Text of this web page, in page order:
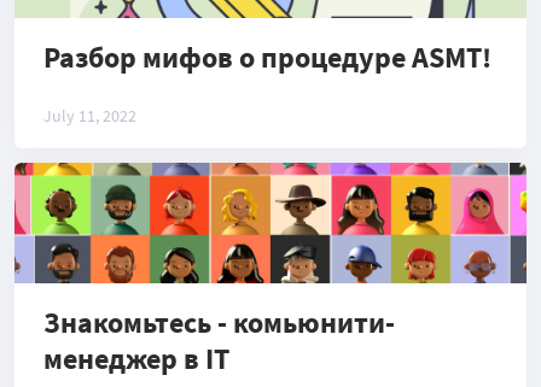
Разбор мифов о процедуре ASMT!
July 11, 2022
Знакомьтесь - комьюнити-
менеджер в IT